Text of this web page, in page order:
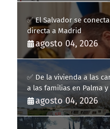
✅ El Salvador se
directa a Madrid
agosto 04, 2026
✅ De la vivienda a las
a las familias en Palma
fracaso heredado
agosto 04, 2026